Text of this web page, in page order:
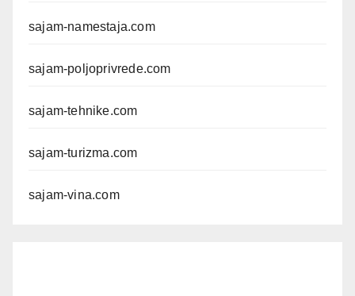
sajam-namestaja.com
sajam-poljoprivrede.com
sajam-tehnike.com
sajam-turizma.com
sajam-vina.com